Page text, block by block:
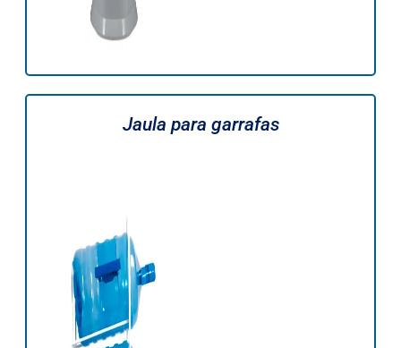
Jaula para garrafas